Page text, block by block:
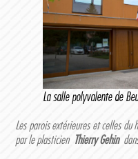
La salle polyvalente de
Les parois extérieures et celles du
par le plasticien Thierry Gehin